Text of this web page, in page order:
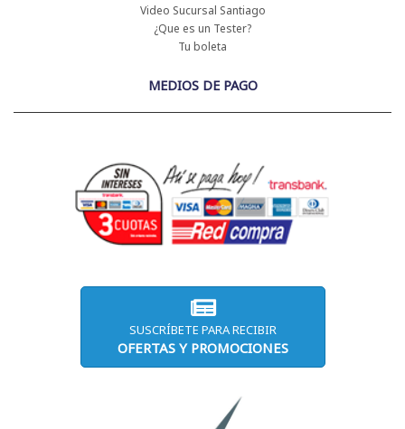
Video Sucursal Santiago
¿Que es un Tester?
Tu boleta
MEDIOS DE PAGO
SUSCRÍBETE PARA RECIBIR
OFERTAS Y PROMOCIONES